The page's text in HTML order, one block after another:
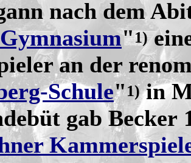
nach dem
"1)
an der
Schule" 1)in
gab Becker